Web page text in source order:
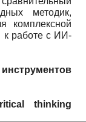
методик,
комплексной
к работе с ИИ-
thinking